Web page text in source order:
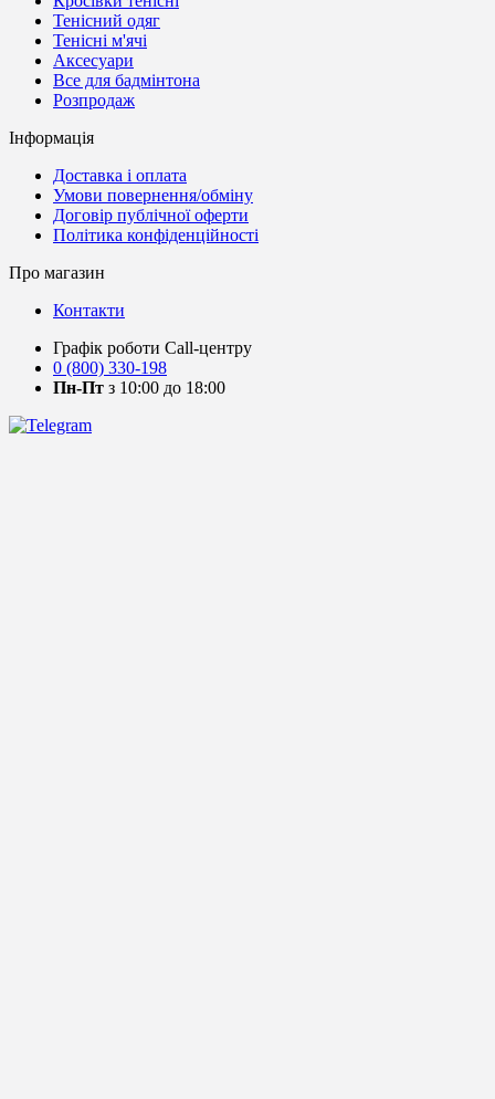
Тенісний одяг
Тенісні м'ячі
Аксесуари
Все для бадмінтона
Розпродаж
Інформація
Доставка і оплата
Умови повернення/обміну
Договір публічної оферти
Політика конфіденційності
Про магазин
Контакти
Графік роботи Call-центру
0 (800) 330-198
Пн-Пт з 10:00 до 18:00